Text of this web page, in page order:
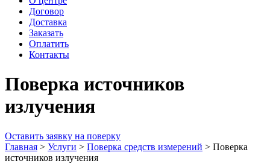
Договор
Доставка
Заказать
Оплатить
Контакты
Поверка источников
излучения
Оставить заявку на поверку
Главная > Услуги > Поверка средств измерений > Поверка
источников излучения